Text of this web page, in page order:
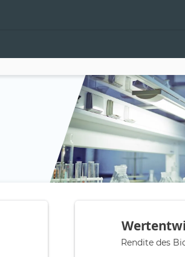
Rendite des